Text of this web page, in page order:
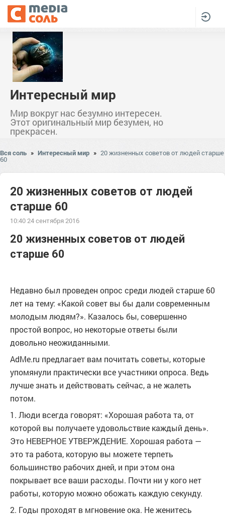
Интересный мир
Мир вокруг нас безумно интересен.
Этот оригинальный мир безумен, но
прекрасен.
Вся соль » Интересный мир » 20 жизненных советов от людей старше
60
20 жизненных советов от людей
старше 60
10:40 24 сентября 2016
20 жизненных советов от людей
старше 60
Недавно был проведен опрос среди людей старше 60
лет на тему: «Какой совет вы бы дали современным
молодым людям?». Казалось бы, совершенно
простой вопрос, но некоторые ответы были
довольно неожиданными.
AdMe.ru предлагает вам почитать советы, которые
упомянули практически все участники опроса. Ведь
лучше знать и действовать сейчас, а не жалеть
потом.
1. Люди всегда говорят: «Хорошая работа та, от
которой вы получаете удовольствие каждый день».
Это НЕВЕРНОЕ УТВЕРЖДЕНИЕ. Хорошая работа —
это та работа, которую вы можете терпеть
большинство рабочих дней, и при этом она
покрывает все ваши расходы. Почти ни у кого нет
работы, которую можно обожать каждую секунду.
2. Годы проходят в мгновение ока. Не женитесь